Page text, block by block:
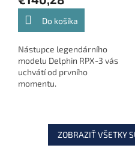
Do košíka
Nástupce legendárního
modelu Delphin RPX-3 vás
uchvátí od prvního
momentu.
ZOBRAZIŤ VŠETKY